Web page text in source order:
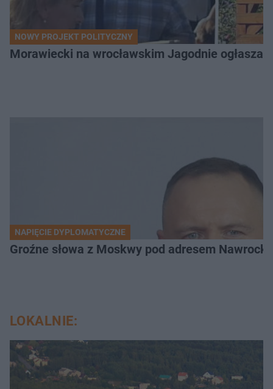
NOWY PROJEKT POLITYCZNY
Morawiecki na wrocławskim Jagodnie ogłasza
NAPIĘCIE DYPLOMATYCZNE
Groźne słowa z Moskwy pod adresem
LOKALNIE: